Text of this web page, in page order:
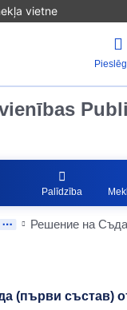
vietne
Palīdzība
Actions
(първи състав)